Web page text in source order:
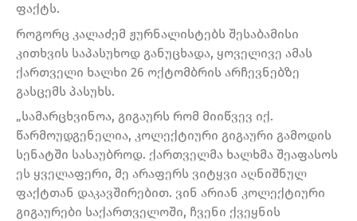
ფაქტს.
როგორც კალაძემ ჟურნალისტებს შესაბამისი
კითხვის საპასუხოდ განუცხადა, ყოველივე ამას
ქართველი ხალხი 26 ოქტომბრის არჩევნებზე
გასცემს პასუხს.
„სამარცხვინოა, გიგაურს რომ მიიწვევ იქ.
წარმოუდგენელია, კოლექტიური გიგაური გამოდის
სენატში სასაუბროდ. ქართველმა ხალხმა შეაფასოს
ეს ყველაფერი, მე არაფერს ვიტყვი აღნიშნულ
ფაქტთან დაკავშირებით. ვინ არიან კოლექტიური
გიგაურები საქართველოში, ჩვენი ქვეყნის